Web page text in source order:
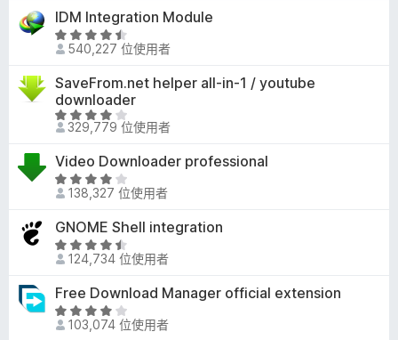
滿
分
5
4
.
4
，
滿
分
分
IDM Integration Module
評
價
4
.
6
分
滿
分
分
540,227 位使用者
SaveFrom.net helper all-in-1 / youtube
downloader
評
價
4
.
1
，
滿
分
5
分
329,779 位使用者
Video Downloader professional
評
價
4
1
，
滿
分
138,327 位使用者
GNOME Shell integration
評
價
4
.
3
124,734 位使用者
Free Download Manager official extension
評
價 103,074 位使用者